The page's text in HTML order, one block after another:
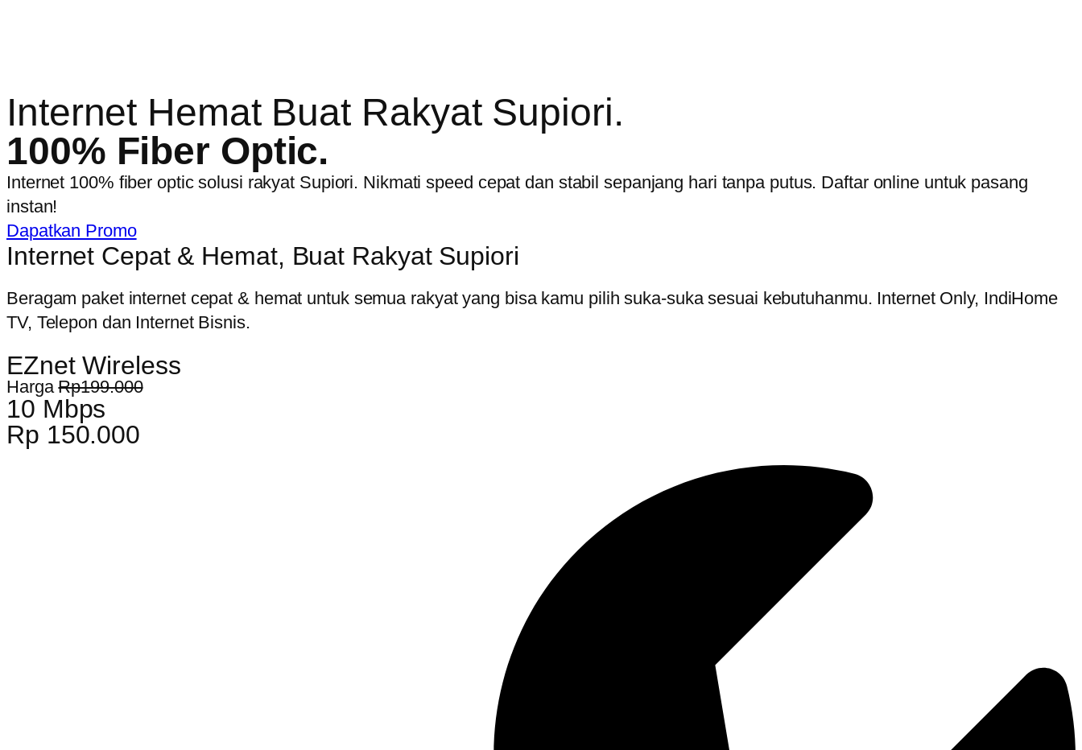
Internet Hemat Buat Rakyat Supiori.
100% Fiber Optic.
Internet 100% fiber optic solusi rakyat Supiori. Nikmati speed cepat dan stabil sepanjang hari tanpa putus. Daftar online untuk pasang
instan!
Dapatkan Promo
Internet Cepat & Hemat, Buat Rakyat Supiori
Beragam paket internet cepat & hemat untuk semua rakyat yang bisa kamu pilih suka-suka sesuai kebutuhanmu. Internet Only, IndiHome
TV, Telepon dan Internet Bisnis.
EZnet Wireless
HargaRp199.000
10 Mbps
Rp 150.000